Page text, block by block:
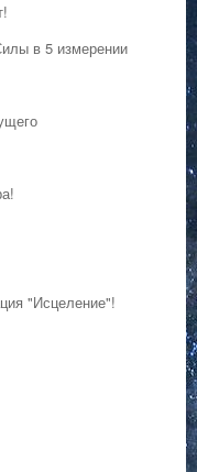
в 5 измерении
"Исцеление"!